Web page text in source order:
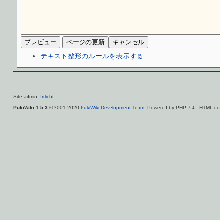
テキスト整形のルールを表示する
Site admin: Irrlicht
PukiWiki 1.5.3 © 2001-2020 PukiWiki Development Team. Powered by PHP 7.4 : HTML